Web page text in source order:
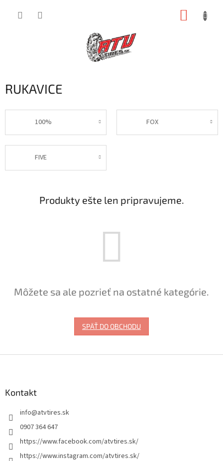
RUKAVICE
100% FOX
FIVE
Produkty ešte len pripravujeme.
Môžete sa ale pozrieť na ostatné kategórie.
SPÄŤ DO OBCHODU
Kontakt
info@atvtires.sk
0907 364 647
https://www.facebook.com/atvtires.sk/
https://www.instagram.com/atvtires.sk/